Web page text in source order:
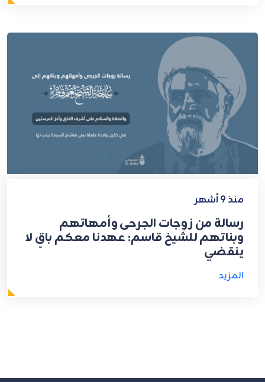
منذ 9 أشهر
رسالة من زوجات الجرحى وأمهاتهم
وبناتهم للشيخ قاسم: عهدنا معكم باقٍ لا
ينقضي
المزيد